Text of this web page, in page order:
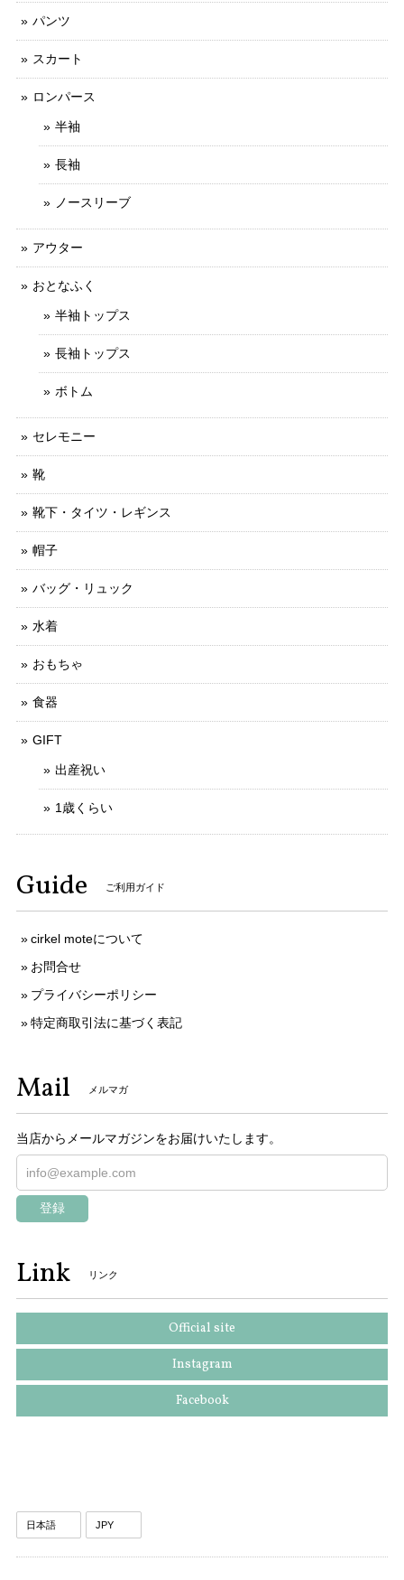
パンツ
スカート
ロンパース
半袖
長袖
ノースリーブ
アウター
おとなふく
半袖トップス
長袖トップス
ボトム
セレモニー
靴
靴下・タイツ・レギンス
帽子
バッグ・リュック
水着
おもちゃ
食器
GIFT
出産祝い
1歳くらい
Guide ご利用ガイド
cirkel moteについて
お問合せ
プライバシーポリシー
特定商取引法に基づく表記
Mail メルマガ
当店からメールマガジンをお届けいたします。
登録
Link リンク
Official site
Instagram
Facebook